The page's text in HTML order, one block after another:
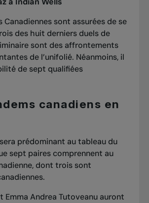
Canadiennes sont assurées de se
des huit derniers duels de
sont des affrontements
de l’unifolié. Néanmoins, il
de sept qualifiées
canadiens en
prédominant au tableau du
sept paires comprennent au
dont trois sont
Emma Andrea Tutoveanu auront